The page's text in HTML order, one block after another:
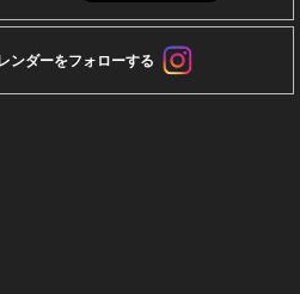
ンダーをフォローする